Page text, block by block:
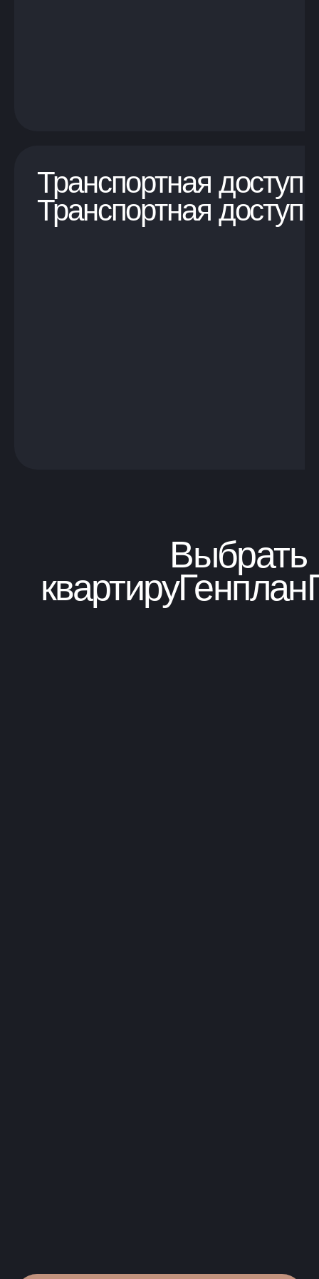
Транспортная
Транспортная
Выбрать
квартируГенплан